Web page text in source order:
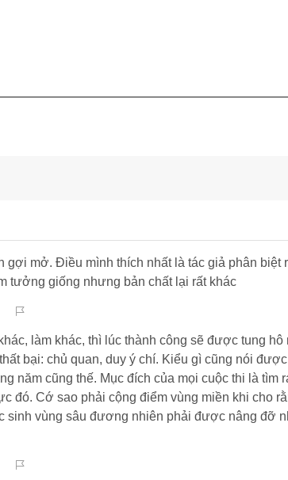
gợi mở. Điều mình thích nhất là tác giả phân biệt
tưởng giống nhưng bản chất lại rất khác
làm khác, thì lúc thành công sẽ được tung
bại: chủ quan, duy ý chí. Kiểu gì cũng nói
năm cũng thế. Mục đích của mọi cuộc thi là
đó. Cớ sao phải cộng điểm vùng miền khi cho
sinh vùng sâu đương nhiên phải được nâng đỡ